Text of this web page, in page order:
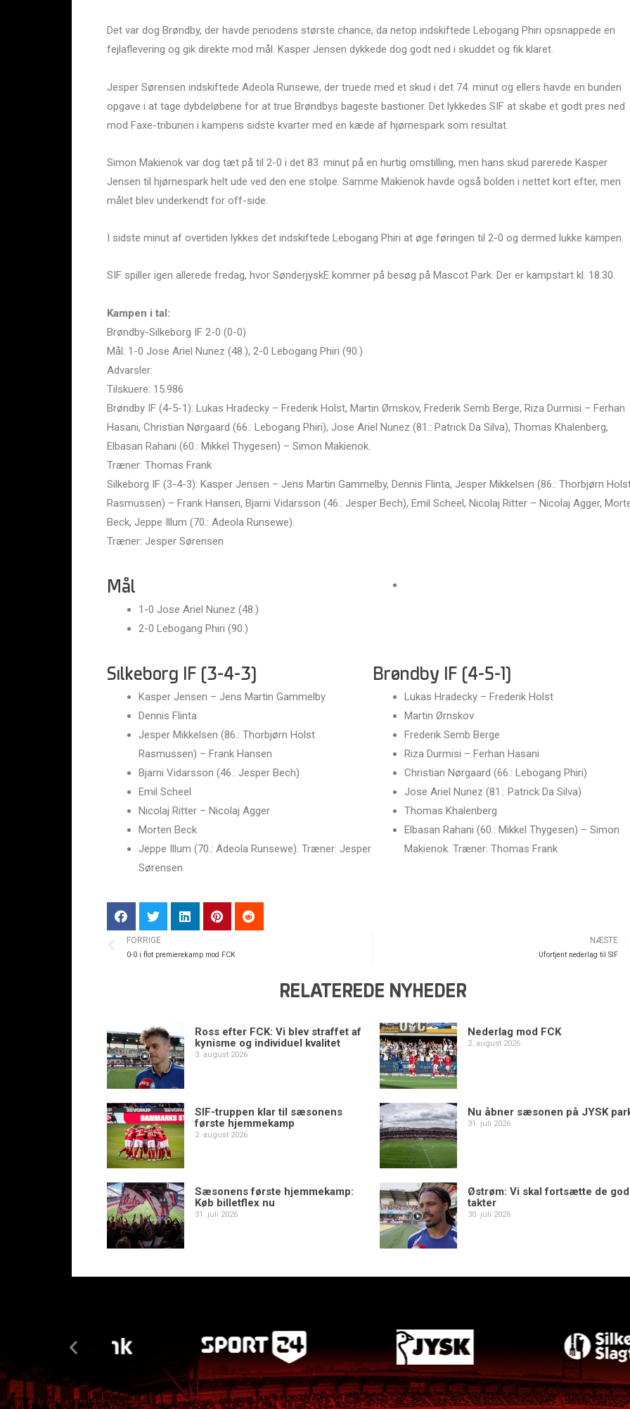
Det var dog Brøndby, der havde periodens største chance, da netop indskiftede Lebogang Phiri opsnappede en
fejlaflevering og gik direkte mod mål. Kasper Jensen dykkede dog godt ned i skuddet og fik klaret.
Jesper Sørensen indskiftede Adeola Runsewe, der truede med et skud i det 74. minut og ellers havde en bunden
opgave i at tage dybdeløbene for at true Brøndbys bageste bastioner. Det lykkedes SIF at skabe et godt pres ned
mod Faxe-tribunen i kampens sidste kvarter med en kæde af hjørnespark som resultat.
Simon Makienok var dog tæt på til 2-0 i det 83. minut på en hurtig omstilling, men hans skud parerede Kasper
Jensen til hjørnespark helt ude ved den ene stolpe. Samme Makienok havde også bolden i nettet kort efter, men
målet blev underkendt for off-side.
I sidste minut af overtiden lykkes det indskiftede Lebogang Phiri at øge føringen til 2-0 og dermed lukke kampen.
SIF spiller igen allerede fredag, hvor SønderjyskE kommer på besøg på Mascot Park. Der er kampstart kl. 18.30.
Kampen i tal:
Brøndby-Silkeborg IF 2-0 (0-0)
Mål: 1-0 Jose Ariel Nunez (48.), 2-0 Lebogang Phiri (90.)
Advarsler:
Tilskuere: 15.986
Brøndby IF (4-5-1): Lukas Hradecky – Frederik Holst, Martin Ørnskov, Frederik Semb Berge, Riza Durmisi – Ferhan
Hasani, Christian Nørgaard (66.: Lebogang Phiri), Jose Ariel Nunez (81.: Patrick Da Silva), Thomas Khalenberg,
Elbasan Rahani (60.: Mikkel Thygesen) – Simon Makienok.
Træner: Thomas Frank
Silkeborg IF (3-4-3): Kasper Jensen – Jens Martin Gammelby, Dennis Flinta, Jesper Mikkelsen (86.: Thorbjørn
Rasmussen) – Frank Hansen, Bjarni Vidarsson (46.: Jesper Bech), Emil Scheel, Nicolaj Ritter – Nicolaj Agger,
Beck, Jeppe Illum (70.: Adeola Runsewe).
Træner: Jesper Sørensen
Mål
1-0 Jose Ariel Nunez (48.)
2-0 Lebogang Phiri (90.)
Silkeborg IF (3-4-3)
Kasper Jensen – Jens Martin Gammelby
Dennis Flinta
Jesper Mikkelsen (86.: Thorbjørn Holst
Rasmussen) – Frank Hansen
Bjarni Vidarsson (46.: Jesper Bech)
Emil Scheel
Nicolaj Ritter – Nicolaj Agger
Morten Beck
Jeppe Illum (70.: Adeola Runsewe). Træner: Jesper
Sørensen
Brøndby IF (4-5-1)
Lukas Hradecky – Frederik Holst
Martin Ørnskov
Frederik Semb Berge
Riza Durmisi – Ferhan Hasani
Christian Nørgaard (66.: Lebogang Phiri)
Jose Ariel Nunez (81.: Patrick Da Silva)
Thomas Khalenberg
Elbasan Rahani (60.: Mikkel Thygesen) – Simon
Makienok. Træner: Thomas Frank
FORRIGE
0-0 i flot premierekamp mod FCK
NÆSTE
Ufortjent nederlag til SIF
RELATEREDE NYHEDER
Ross efter FCK: Vi blev straffet af
kynisme og individuel kvalitet
3. august 2026
Nederlag mod FCK
2. august 2026
SIF-truppen klar til sæsonens
første hjemmekamp
2. august 2026
Nu åbner sæsonen på JYSK
31. juli 2026
Sæsonens første hjemmekamp:
Køb billetflex nu
31. juli 2026
Østrøm: Vi skal fortsætte de
takter
30. juli 2026